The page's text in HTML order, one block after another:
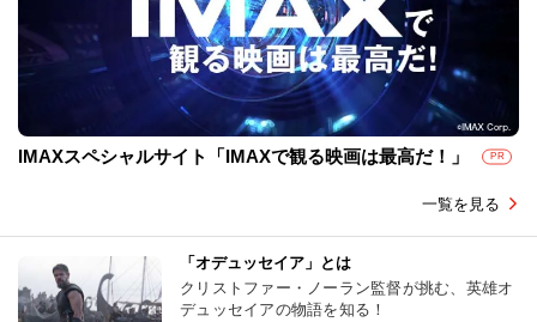
IMAXスペシャルサイト「IMAXで観る映画は最高だ！」 PR
一覧を見る
「オデュッセイア」とは
クリストファー・ノーラン監督が挑む、英雄オ
デュッセイアの物語を知る！